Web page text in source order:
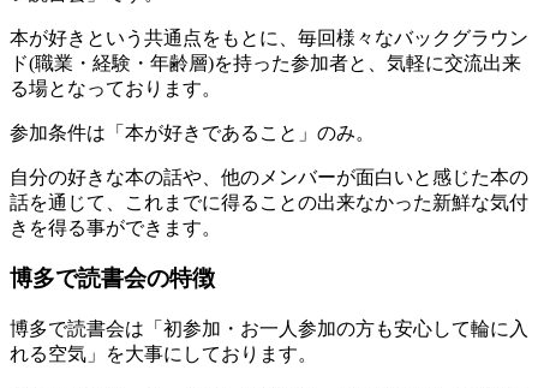
本が好きという共通点をもとに、毎回様々なバックグラウン
ド(職業・経験・年齢層)を持った参加者と、気軽に交流出来
る場となっております。
参加条件は「本が好きであること」のみ。
自分の好きな本の話や、他のメンバーが面白いと感じた本の
話を通じて、これまでに得ることの出来なかった新鮮な気付
きを得る事ができます。
博多で読書会の特徴
博多で読書会は「初参加・お一人参加の方も安心して輪に入
れる空気」を大事にしております。